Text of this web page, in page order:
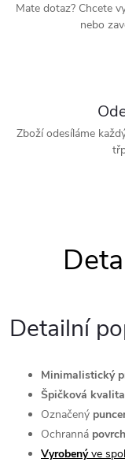
Mate dotaz? Chcete
nebo
Zboží odesíláme
Detailní
Minimalistický
Špičková
Označený
Ochranná
Vyrobenýve